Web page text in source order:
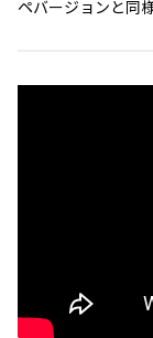
ペバージョンと同